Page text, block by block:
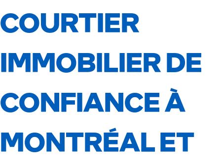
COURTIER
IMMOBILIER DE
CONFIANCE À
MONTRÉAL ET